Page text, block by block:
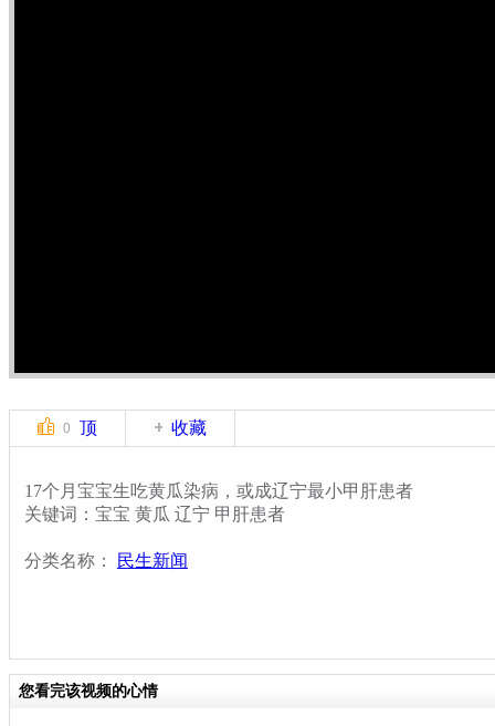
0 顶 收藏
17个月宝宝生吃黄瓜染病，或成辽宁最小甲肝患者
关键词：宝宝 黄瓜 辽宁 甲肝患者
分类名称： 民生新闻
您看完该视频的心情